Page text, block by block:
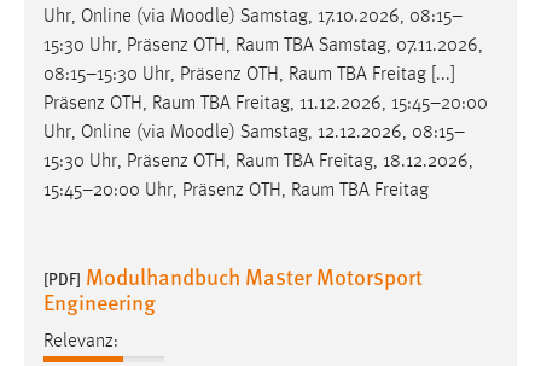
Uhr, Online (via Moodle) Samstag, 17.10.2026, 08:15–
15:30 Uhr, Präsenz OTH, Raum TBA Samstag, 07.11.2026,
08:15–15:30 Uhr, Präsenz OTH, Raum TBA Freitag [...]
Präsenz OTH, Raum TBA Freitag, 11.12.2026, 15:45–20:00
Uhr, Online (via Moodle) Samstag, 12.12.2026, 08:15–
15:30 Uhr, Präsenz OTH, Raum TBA Freitag, 18.12.2026,
15:45–20:00 Uhr, Präsenz OTH, Raum TBA Freitag
[PDF] Modulhandbuch Master Motorsport
Engineering
Relevanz: